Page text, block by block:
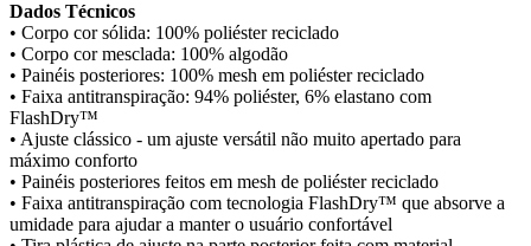
Dados Técnicos
• Corpo cor sólida: 100% poliéster reciclado
• Corpo cor mesclada: 100% algodão
• Painéis posteriores: 100% mesh em poliéster reciclado
• Faixa antitranspiração: 94% poliéster, 6% elastano com
FlashDry™
• Ajuste clássico - um ajuste versátil não muito apertado para
máximo conforto
• Painéis posteriores feitos em mesh de poliéster reciclado
• Faixa antitranspiração com tecnologia FlashDry™ que absorve a
umidade para ajudar a manter o usuário confortável